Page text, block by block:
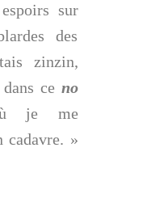
sur
des
zinzin,
ce no
je me
cadavre. »